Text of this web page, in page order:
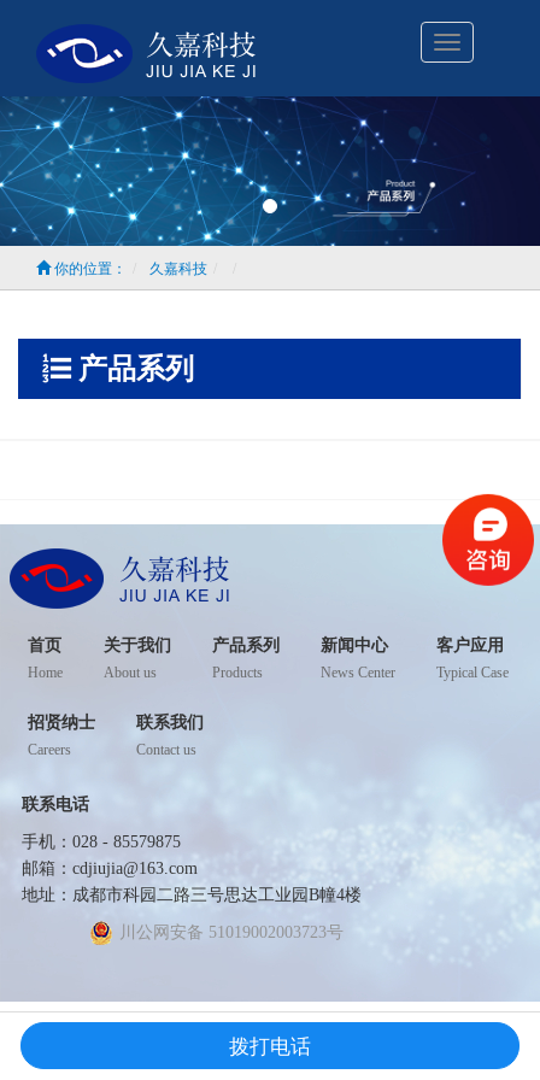
Toggle
你的位置： 久嘉科技
产品系列
首页
Home
关于我们
About us
产品系列
Products
新闻中心
News Center
客户应用
Typical Case
招贤纳士
Careers
联系我们
Contact us
联系电话
手机：028 - 85579875
邮箱：cdjiujia@163.com
地址：成都市科园二路三号思达工业园B幢4楼
川公网安备 51019002003723号
拨打电话